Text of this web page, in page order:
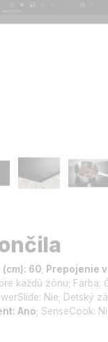
(cm): 60; Prepojenie
každú zónu; Farba:
Nie; Detský
Ano; SenseCook: